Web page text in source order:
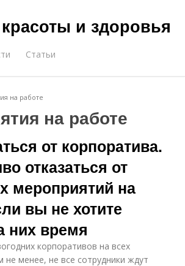
и здоровья
Статьи
на работе
на работе
от корпоратива.
отказаться от
мероприятий на
вы не хотите
них время
корпоративов на всех
не менее, не все сотрудники ждут